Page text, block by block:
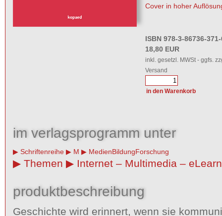
Cover in hoher
ISBN 978-3-86736-
18,80 EUR
inkl. gesetzl. MWSt - ggfs.
Versand
im verlagsprogramm unter
Schriftenreihe M MedienBildungForschung
Themen Internet – Multimedia –
produktbeschreibung
Geschichte wird erinnert, wenn sie